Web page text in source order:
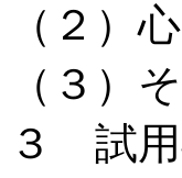
（２）
（３）
３ 試用